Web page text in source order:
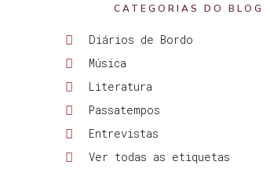
CATEGORIAS DO BLOG
Diários de Bordo
Música
Literatura
Passatempos
Entrevistas
Ver todas as etiquetas